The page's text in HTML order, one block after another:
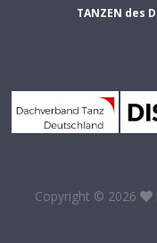
TANZEN des
Copyright © 2026